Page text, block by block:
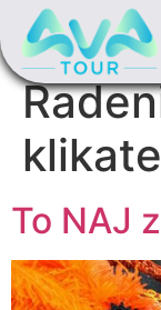
To NAJ